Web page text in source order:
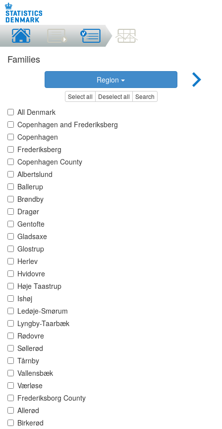
Families
Region
Select all Deselect all Search
All Denmark
Copenhagen and Frederiksberg
Copenhagen
Frederiksberg
Copenhagen County
Albertslund
Ballerup
Brøndby
Dragør
Gentofte
Gladsaxe
Glostrup
Herlev
Hvidovre
Høje Taastrup
Ishøj
Ledøje-Smørum
Lyngby-Taarbæk
Rødovre
Søllerød
Tårnby
Vallensbæk
Værløse
Frederiksborg County
Allerød
Birkerød